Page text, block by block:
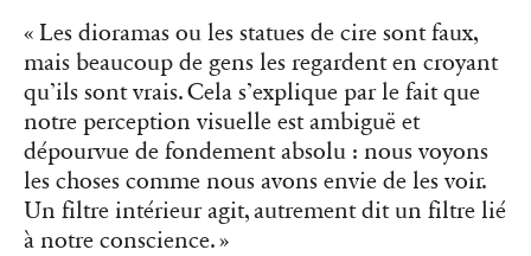
« Les dioramas ou les statues de cire sont faux,
mais beaucoup de gens les regardent en croyant
qu’ils sont vrais. Cela s’explique par le fait que
notre perception visuelle est ambiguë et
dépourvue de fondement absolu : nous voyons
les choses comme nous avons envie de les voir.
Un filtre intérieur agit, autrement dit un filtre lié
à notre conscience. »